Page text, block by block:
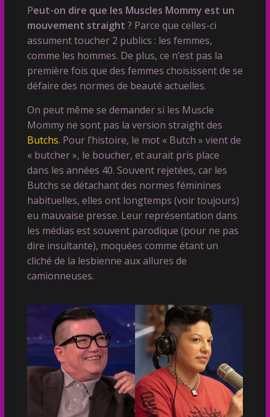
Peut-on dire que les Muscles Mommy est un
mouvement straight ? Parce que celles-ci
assument toucher 2 publics : les femmes,
comme les hommes. De plus, ce n’est pas la
première fois que des femmes choisissent de se
défaire des normes de beauté actuelles.
On peut même se demander si les Muscle
Mommy ne sont pas la version straight des
Butchs. Pour l’histoire, le mot « Butch » vient de
« butcher », le boucher, et aurait pris place
dans les années 40. Souvent rejetées, car les
Butchs se détachant des normes féminines
habituelles, elles ont longtemps (voir toujours)
eu mauvaise presse. Leur représentation dans
les médias est souvent parodique (pour ne pas
dire insultante), moquées comme étant un
cliché de la lesbienne aux allures de
camionneuses.